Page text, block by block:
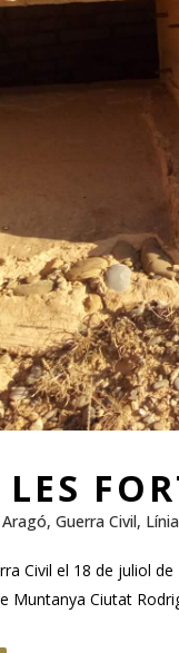
LES
Aragó, Guerra Civil,
Civil el 18 de juliol
Muntanya Ciutat